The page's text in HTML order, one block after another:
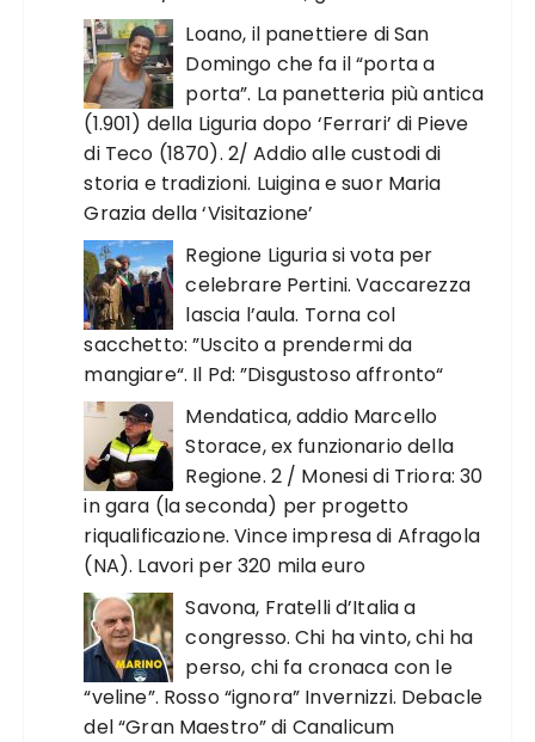
Loano, il panettiere di San
Domingo che fa il “porta a
porta”. La panetteria più antica
(1.901) della Liguria dopo ‘Ferrari’ di Pieve
di Teco (1870). 2/ Addio alle custodi di
storia e tradizioni. Luigina e suor Maria
Grazia della ‘Visitazione’
Regione Liguria si vota per
celebrare Pertini. Vaccarezza
lascia l’aula. Torna col
sacchetto: ”Uscito a prendermi da
mangiare“. Il Pd: ”Disgustoso affronto“
Mendatica, addio Marcello
Storace, ex funzionario della
Regione. 2 / Monesi di Triora: 30
in gara (la seconda) per progetto
riqualificazione. Vince impresa di Afragola
(NA). Lavori per 320 mila euro
Savona, Fratelli d’Italia a
congresso. Chi ha vinto, chi ha
perso, chi fa cronaca con le
“veline”. Rosso “ignora” Invernizzi. Debacle
del “Gran Maestro” di Canalicum